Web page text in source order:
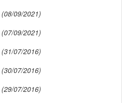
(08/09/2021)
(07/09/2021)
(31/07/2016)
(30/07/2016)
(29/07/2016)